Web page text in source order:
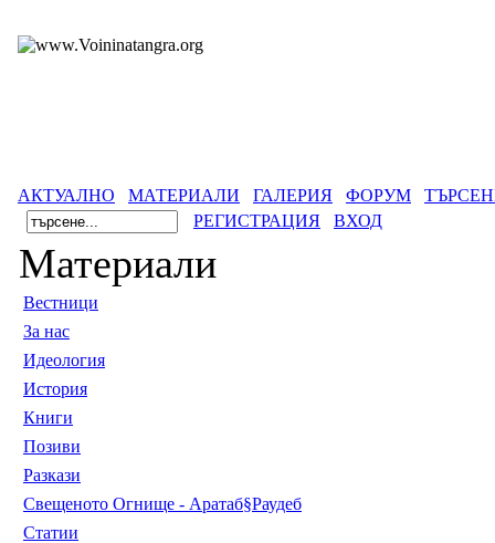
АКТУАЛНО МАТЕРИАЛИ ГАЛЕРИЯ ФОРУМ
РЕГИСТРАЦИЯ
ВХОД
Материали
Вестници
За нас
Идеология
История
Книги
Позиви
Разкази
Свещеното Огнище - Аратаб§Раудеб
Статии